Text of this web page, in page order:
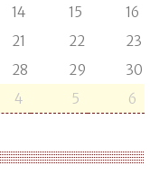
14 15
16
21 22
23
28 29
30
4 5 6